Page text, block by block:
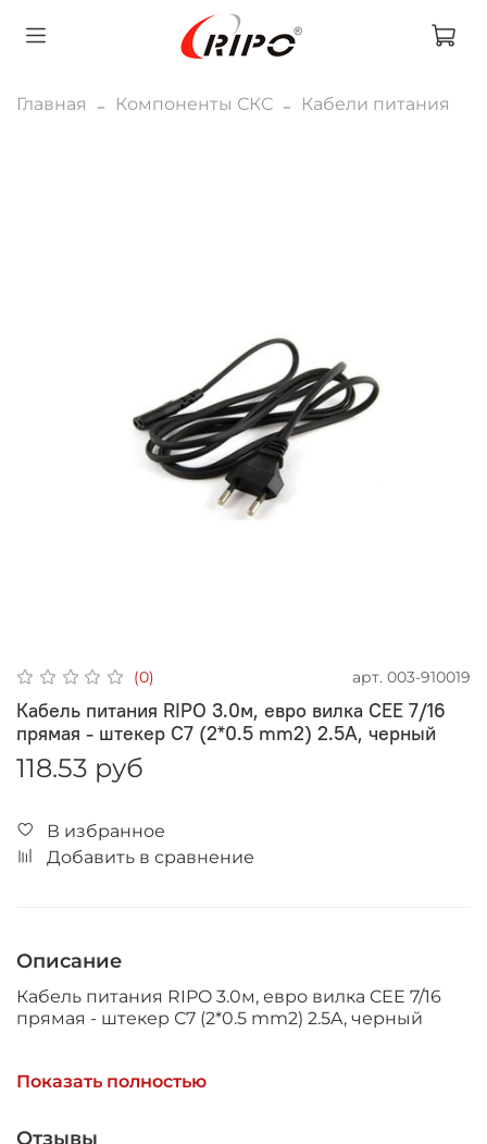
Главная Компоненты СКС Кабели питания
(0) арт. 003-910019
Кабель питания RIPO 3.0м, евро вилка CEE 7/16
прямая - штекер С7 (2*0.5 mm2) 2.5A, черный
118.53 руб
В избранное
Добавить в сравнение
Описание
Кабель питания RIPO 3.0м, евро вилка CEE 7/16
прямая - штекер С7 (2*0.5 mm2) 2.5A, черный
Суммарная номинальная мощность нагрузки:
Показать полностью
Отзывы